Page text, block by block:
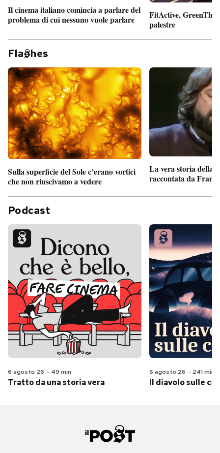
Il cinema italiano comincia a parlare del
problema di cui nessuno vuole parlare
FitActive,
palestre
Fla hes
Sulla superficie del Sole c’erano vortici
che non riuscivamo a vedere
La vera storia della
raccontata da
Podcast
6 agosto 26 - 49 min
Tratto da una storia vera
6 agosto 26 - 241 min
Il diavolo sulle